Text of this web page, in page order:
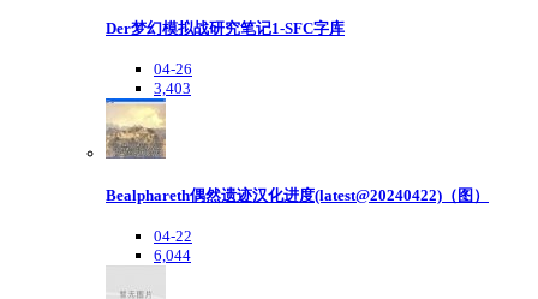
Der梦幻模拟战研究笔记1-SFC字库
04-26
3,403
Bealphareth偶然遗迹汉化进度(latest@20240422)（图）
04-22
6,044